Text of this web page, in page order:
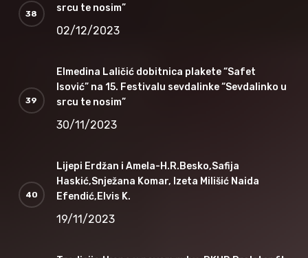
srcu te nosim”
02/12/2023
Elmedina Laličić dobitnica plakete “Safet
Isović” na 15. Festivalu sevdalinke “Sevdalinko u
srcu te nosim”
30/11/2023
Lijepi Erdžan i Amela-H.R.Besko,Safija
Haskić,Snježana Komar, Izeta Milišić Naida
Efendić,Elvis K.
19/11/2023